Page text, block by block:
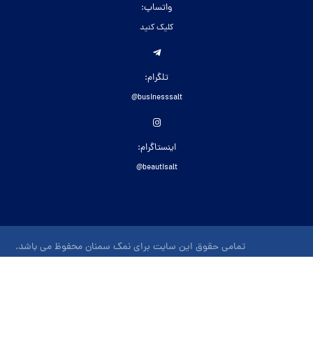
واتساپ:
کلیک کنید
تلگرام:
businesssalt@
اینستاگرام:
beautisalt@
تمامی حقوق این سایت برای نمک سمنان محفوظ می باشد.